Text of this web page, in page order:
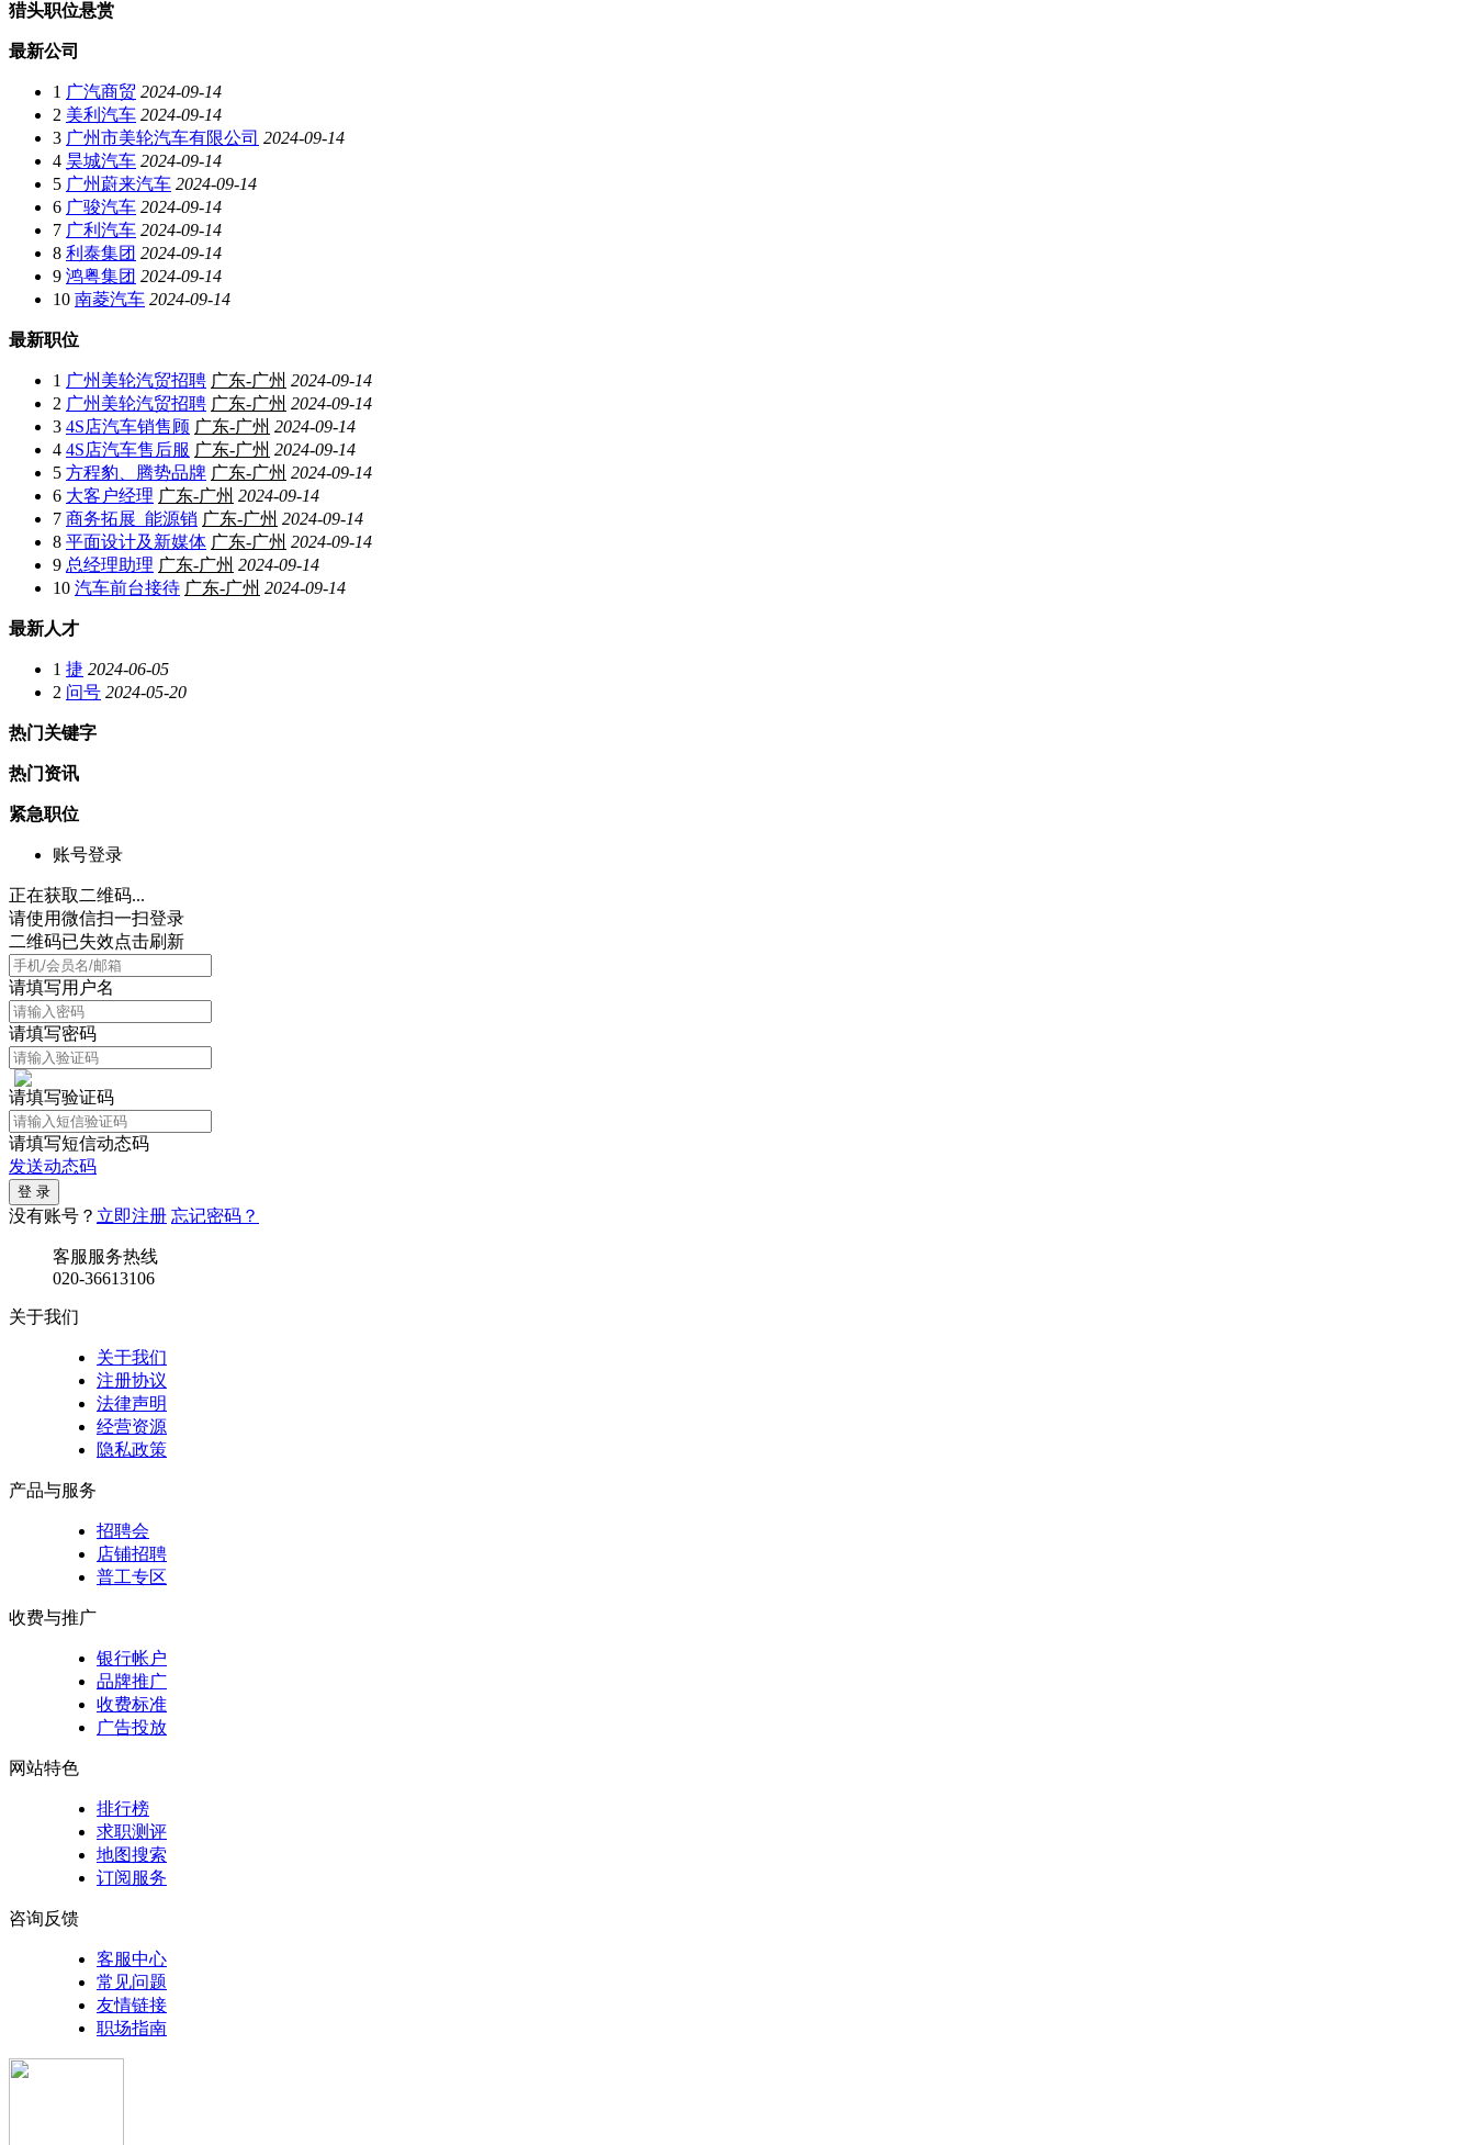
猎头职位悬赏
最新公司
1 广汽商贸 2024-09-14
2 美利汽车 2024-09-14
3 广州市美轮汽车有限公司 2024-09-14
4 昊城汽车 2024-09-14
5 广州蔚来汽车 2024-09-14
6 广骏汽车 2024-09-14
7 广利汽车 2024-09-14
8 利泰集团 2024-09-14
9 鸿粤集团 2024-09-14
10 南菱汽车 2024-09-14
最新职位
1 广州美轮汽贸招聘 广东-广州 2024-09-14
2 广州美轮汽贸招聘 广东-广州 2024-09-14
3 4S店汽车销售顾 广东-广州 2024-09-14
4 4S店汽车售后服 广东-广州 2024-09-14
5 方程豹、腾势品牌 广东-广州 2024-09-14
6 大客户经理 广东-广州 2024-09-14
7 商务拓展_能源销 广东-广州 2024-09-14
8 平面设计及新媒体 广东-广州 2024-09-14
9 总经理助理 广东-广州 2024-09-14
10 汽车前台接待 广东-广州 2024-09-14
最新人才
1 捷 2024-06-05
2 问号 2024-05-20
热门关键字
热门资讯
紧急职位
账号登录
正在获取二维码...
请使用微信扫一扫登录
二维码已失效点击刷新
请填写用户名
请填写密码
请填写验证码
请填写短信动态码
发送动态码
没有账号？ 立即注册 忘记密码？
客服服务热线
020-36613106
关于我们
关于我们
注册协议
法律声明
经营资源
隐私政策
产品与服务
招聘会
店铺招聘
普工专区
收费与推广
银行帐户
品牌推广
收费标准
广告投放
网站特色
排行榜
求职测评
地图搜索
订阅服务
咨询反馈
客服中心
常见问题
友情链接
职场指南